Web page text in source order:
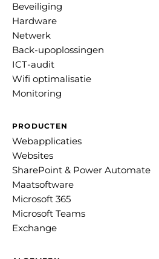
Beveiliging
Hardware
Netwerk
Back-upoplossingen
ICT-audit
Wifi optimalisatie
Monitoring
PRODUCTEN
Webapplicaties
Websites
SharePoint & Power Automate
Maatsoftware
Microsoft 365
Microsoft Teams
Exchange